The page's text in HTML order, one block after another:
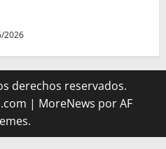
2026
derechos reservados.
| MoreNews por AF